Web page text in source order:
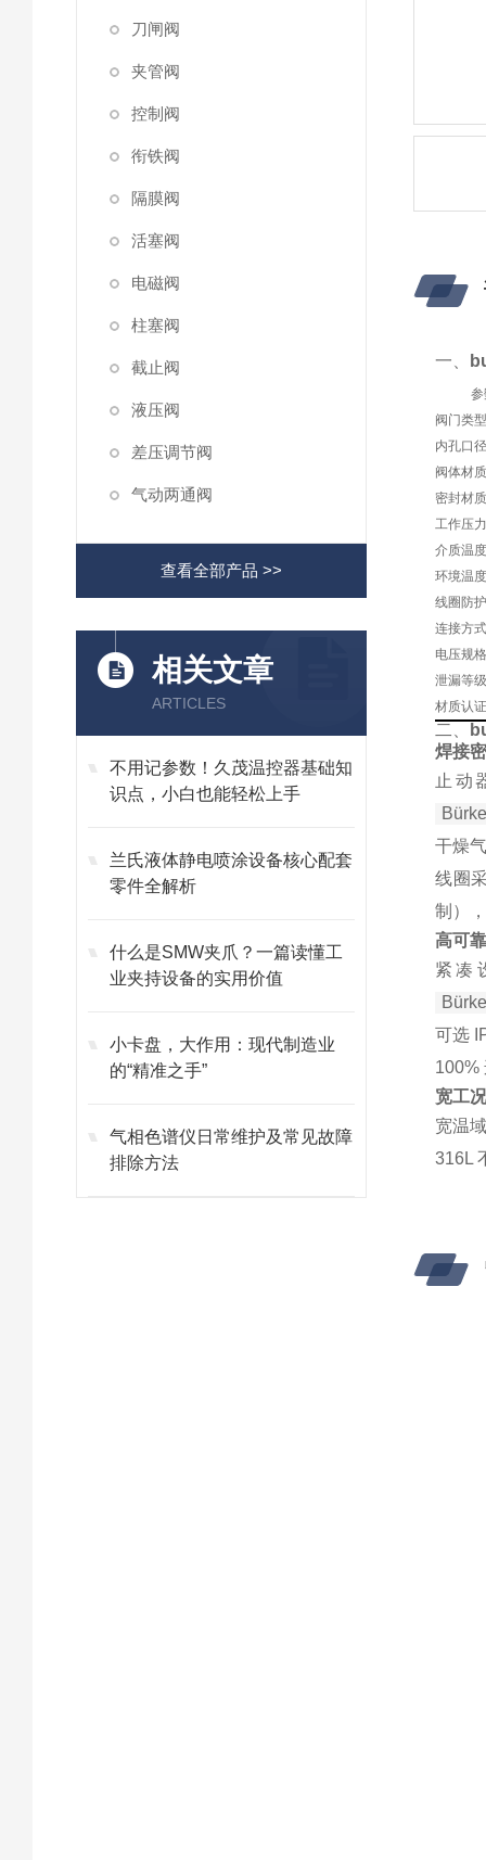
刀闸阀
夹管阀
控制阀
衔铁阀
隔膜阀
活塞阀
电磁阀
柱塞阀
截止阀
液压阀
差压调节阀
气动两通阀
查看全部产品 >>
相关文章
ARTICLES
不用记参数！久茂温控器基础知
识点，小白也能轻松上手
兰氏液体静电喷涂设备核心配套
零件全解析
什么是SMW夹爪？一篇读懂工
业夹持设备的实用价值
小卡盘，大作用：现代制造业
的“精准之手”
气相色谱仪日常维护及常见故障
排除方法
一、
阀门类
内孔口
阀体材
密封材
工作压
介质温
环境温
线圈防
连接方
电压规
泄漏等
材质认
二、
焊接
止动
干燥
线圈
制）
高可
紧凑
可选
100%
宽工
宽温
316L